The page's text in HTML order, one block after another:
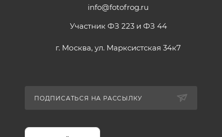
info@fotofrog.ru
Участник ФЗ 223 и ФЗ 44
г. Москва, ул. Марксистская 34к7
ПОДПИСАТЬСЯ НА РАССЫЛКУ